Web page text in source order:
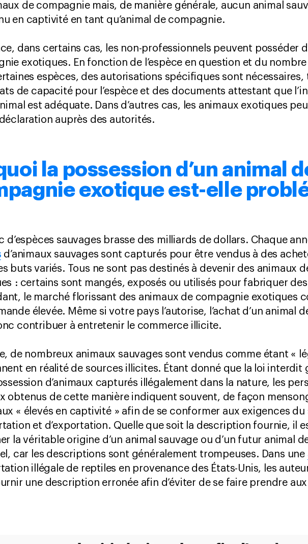
de compagnie mais, de manière générale, aucun animal
en captivité en tant qu’animal de compagnie.
dans certains cas, les non-professionnels peuvent posséder
exotiques. En fonction de l’espèce en question et du nombre
espèces, des autorisations spécifiques sont nécessaires,
de capacité pour l’espèce et des documents attestant que
est adéquate. Dans d’autres cas, les animaux exotiques
auprès des autorités.
la possession d’un animal
exotique est-elle
d’espèces sauvages brasse des milliards de dollars. Chaque
d’animaux sauvages sont capturés pour être vendus à des
buts variés. Tous ne sont pas destinés à devenir des animaux
: certains sont mangés, exposés ou utilisés pour fabriquer
le marché florissant des animaux de compagnie exotiques
élevée. Même si votre pays l’autorise, l’achat d’un animal
contribuer à entretenir le commerce illicite.
de nombreux animaux sauvages sont vendus comme étant «
en réalité de sources illicites. Étant donné que la loi interdit
d’animaux capturés illégalement dans la nature, les
obtenus de cette manière indiquent souvent, de façon
« élevés en captivité » afin de se conformer aux exigences
et d’exportation. Quelle que soit la description fournie, il
la véritable origine d’un animal sauvage ou d’un futur animal
car les descriptions sont généralement trompeuses. Dans une
illégale de reptiles en provenance des États-Unis, les
une description erronée afin d’éviter de se faire prendre